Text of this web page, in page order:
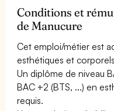
Conditions et
de Manucure
Cet emploi/métier est
esthétiques et
Un diplôme de niveau
BAC +2 (BTS, ...) en
requis.